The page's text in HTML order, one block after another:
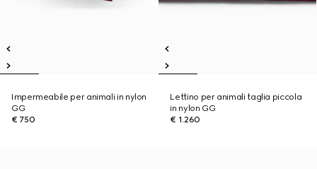
Impermeabile per animali in nylon
GG
€ 750
Lettino per animali taglia piccola
in nylon GG
€ 1.260